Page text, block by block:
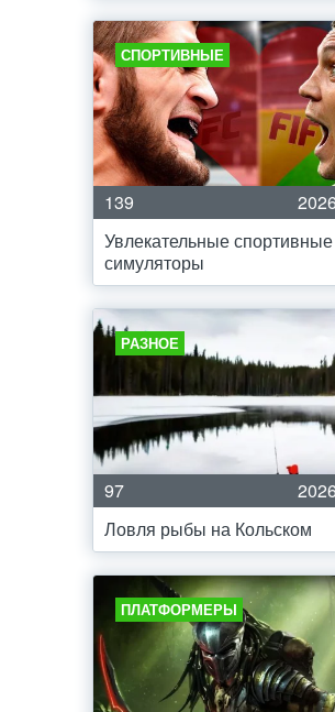
СПОРТИВНЫЕ
139
Увлекательные спортивные
симуляторы
РАЗНОЕ
97
Ловля рыбы на Кольском
ПЛАТФОРМЕРЫ